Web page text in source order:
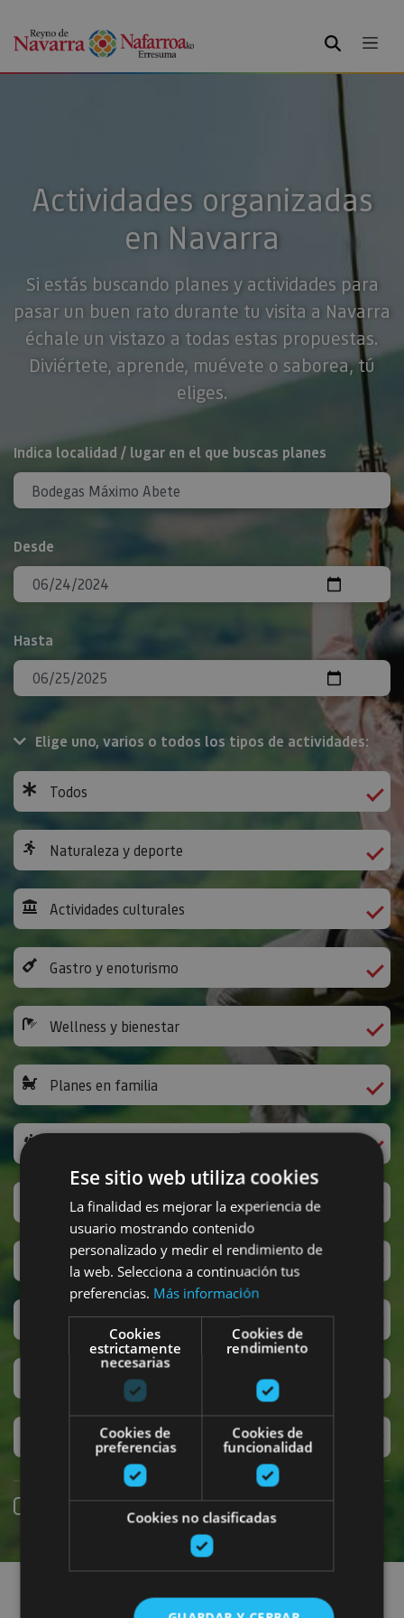
BUSCAR
Actividades organizadas
en Navarra
Si estás buscando planes y actividades para
pasar un buen rato durante tu visita a Navarra
échale un vistazo a todas estas propuestas.
Diviértete, aprende, muévete o saborea, tú
eliges.
BUSCAR
Indica localidad / lugar en el que buscas planes
Desde
Hasta
Elige uno, varios o todos los tipos de actividades:
Todos
Naturaleza y deporte
Actividades culturales
Gastro y enoturismo
Wellness y bienestar
Planes en familia
Ocio y diversión
San Fermín
Accesibilidad
Turismo regenerativo
Experiencias exclusivas
Reserva online
Encuentra planes
Ese sitio web utiliza cookies
La finalidad es mejorar la experiencia de
usuario mostrando contenido
personalizado y medir el rendimiento de
la web. Selecciona a continuación tus
preferencias. Más información
Cookies
estrictamente
necesarias
Cookies de
rendimiento
Cookies de
preferencias
Cookies de
funcionalidad
Cookies no clasificadas